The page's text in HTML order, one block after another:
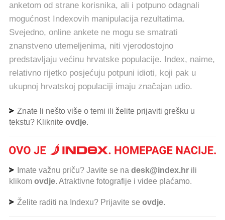
anketom od strane korisnika, ali i potpuno odagnali
mogućnost Indexovih manipulacija rezultatima.
Svejedno, online ankete ne mogu se smatrati
znanstveno utemeljenima, niti vjerodostojno
predstavljaju većinu hrvatske populacije. Index, naime,
relativno rijetko posjećuju potpuni idioti, koji pak u
ukupnoj hrvatskoj populaciji imaju značajan udio.
Znate li nešto više o temi ili želite prijaviti grešku u
tekstu? Kliknite ovdje.
Imate važnu priču? Javite se na desk@index.hr ili
klikom ovdje. Atraktivne fotografije i videe plaćamo.
Želite raditi na Indexu? Prijavite se ovdje.